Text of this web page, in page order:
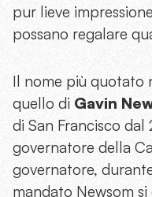
pur lieve
possano regalare
Il nome più quotato
quello di Gavin
di San Francisco
governatore della
governatore,
mandato Newsom